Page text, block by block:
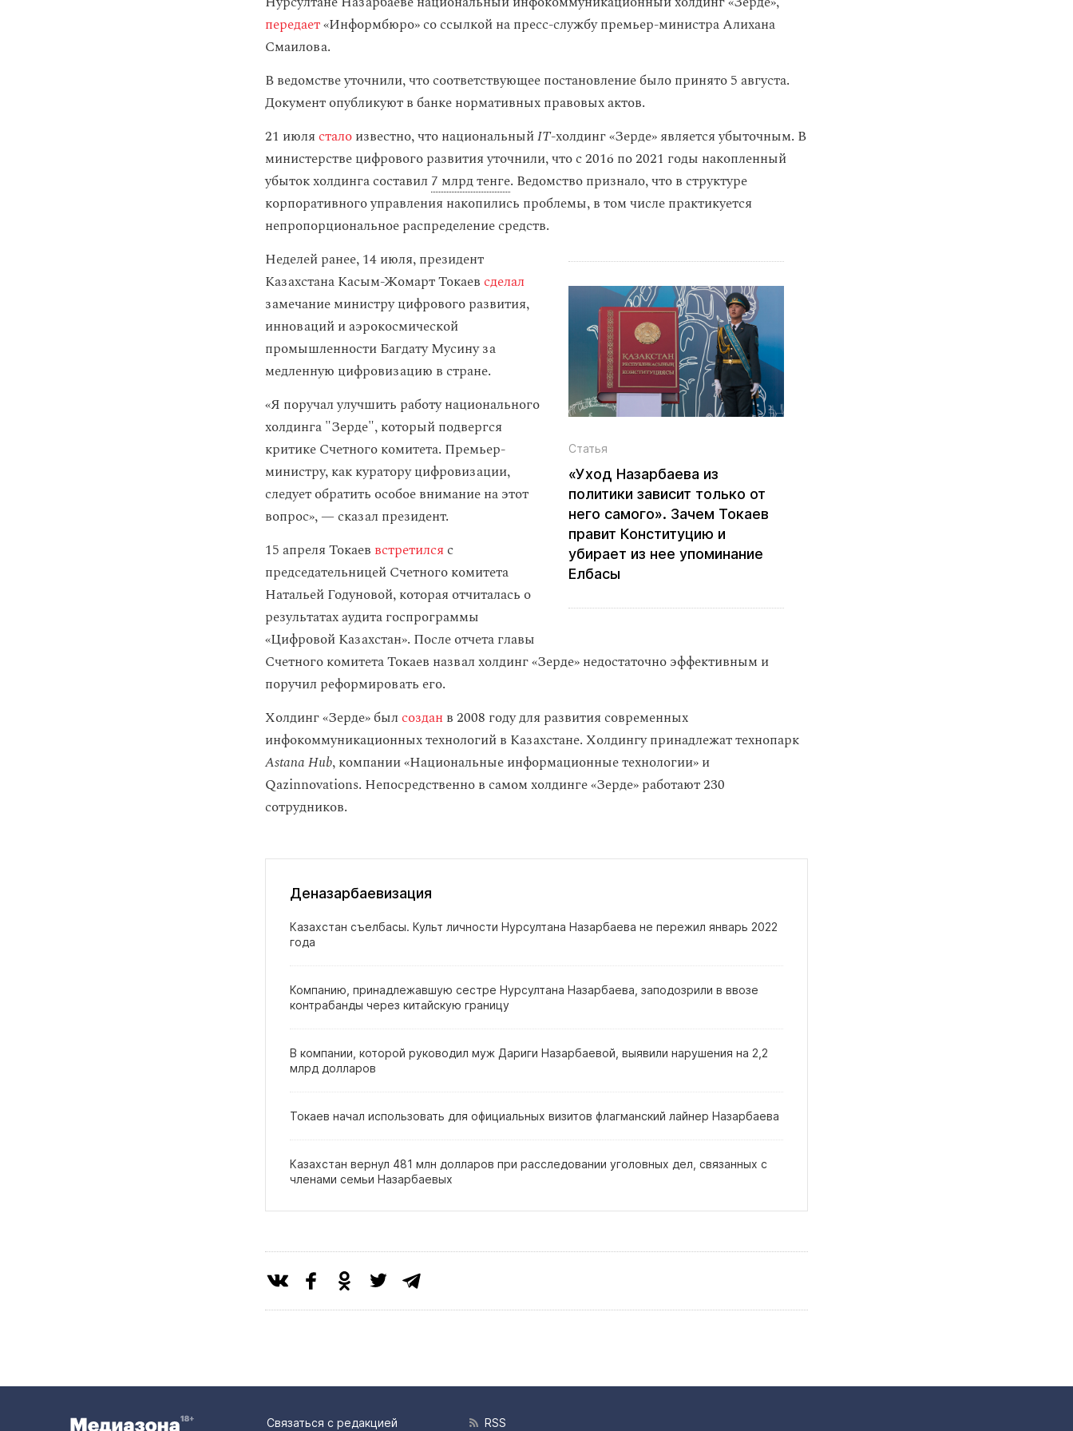
передает«Информбюро» со ссылкой на пресс-службу премьер-министра Алихана
Смаилова.
В ведомстве уточнили, что соответствующее постановление было принято 5 августа.
Документ опубликуют в банке нормативных правовых актов.
21 июлясталоизвестно, что национальныйIT-холдинг «Зерде» является убыточным. В
министерстве цифрового развития уточнили, что с 2016 по 2021 годы накопленный
убыток холдинга составил 7 млрд тенге. Ведомство признало, что в структуре
корпоративного управления накопились проблемы, в том числе практикуется
непропорциональное распределение средств.
Статья
«Уход Назарбаева из
политики зависит только от
него самого». Зачем Токаев
правит Конституцию и
убирает из нее упоминание
Елбасы
Неделей ранее, 14 июля, президент
Казахстана Касым-Жомарт Токаевсделал
замечание министру цифрового развития,
инноваций и аэрокосмической
промышленности Багдату Мусину за
медленную цифровизацию в стране.
«Я поручал улучшить работу национального
холдинга "Зерде", который подвергся
критике Счетного комитета. Премьер-
министру, как куратору цифровизации,
следует обратить особое внимание на этот
вопрос», — сказал президент.
15 апреля Токаев встретилсяс
председательницей Счетного комитета
Натальей Годуновой, которая отчиталась о
результатах аудита госпрограммы
«Цифровой Казахстан». После отчета главы
Счетного комитета Токаев назвал холдинг «Зерде» недостаточно эффективным и
поручил реформировать его.
Холдинг «Зерде» былсоздан в 2008 году для развития современных
инфокоммуникационных технологий в Казахстане. Холдингу принадлежат технопарк
Astana Hub, компании «Национальные информационные технологии» и
Qazinnovations. Непосредственно в самом холдинге «Зерде» работают 230
сотрудников.
Деназарбаевизация
Казахстан съелбасы. Культ личности Нурсултана Назарбаева не пережил январь 2022
года
Компанию, принадлежавшую сестре Нурсултана Назарбаева, заподозрили в ввозе
контрабанды через китайскую границу
В компании, которой руководил муж Дариги Назарбаевой, выявили нарушения на 2,2
млрд долларов
Токаев начал использовать для официальных визитов флагманский лайнер Назарбаева
Казахстан вернул 481 млн долларов при расследовании уголовных дел, связанных с
членами семьи Назарбаевых
Связаться с редакцией RSS